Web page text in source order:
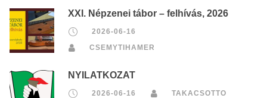
XXI. Népzenei tábor – felhívás, 2026
2026-06-16
CSEMYTIHAMER
NYILATKOZAT
2026-06-16 TAKACSOTTO